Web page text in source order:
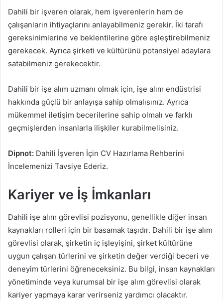
Dahili bir işveren olarak, hem işverenlerin hem de
çalışanların ihtiyaçlarını anlayabilmeniz gerekir. İki tarafı
gereksinimlerine ve beklentilerine göre eşleştirebilmeniz
gerekecek. Ayrıca şirketi ve kültürünü potansiyel adaylara
satabilmeniz gerekecektir.
Dahili bir işe alım uzmanı olmak için, işe alım endüstrisi
hakkında güçlü bir anlayışa sahip olmalısınız. Ayrıca
mükemmel iletişim becerilerine sahip olmalı ve farklı
geçmişlerden insanlarla ilişkiler kurabilmelisiniz.
Dipnot: Dahili İşveren İçin CV Hazırlama Rehberini
İncelemenizi Tavsiye Ederiz.
Kariyer ve İş İmkanları
Dahili işe alım görevlisi pozisyonu, genellikle diğer insan
kaynakları rolleri için bir basamak taşıdır. Dahili bir işe alım
görevlisi olarak, şirketin iç işleyişini, şirket kültürüne
uygun çalışan türlerini ve şirketin değer verdiği beceri ve
deneyim türlerini öğreneceksiniz. Bu bilgi, insan kaynakları
yönetiminde veya kurumsal bir işe alım görevlisi olarak
kariyer yapmaya karar verirseniz yardımcı olacaktır.